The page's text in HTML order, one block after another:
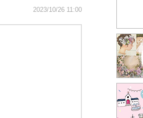
2023/10/26 11:00